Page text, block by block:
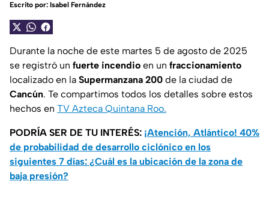
Escrito por: Isabel Fernández
Durante la noche de este martes 5 de agosto de 2025
se registró un fuerte incendio en un fraccionamiento
localizado en la Supermanzana 200 de la ciudad de
Cancún. Te compartimos todos los detalles sobre estos
hechos en TV Azteca Quintana Roo.
PODRÍA SER DE TU INTERÉS: ¡Atención, Atlántico! 40%
de probabilidad de desarrollo ciclónico en los
siguientes 7 días: ¿Cuál es la ubicación de la zona de
baja presión?